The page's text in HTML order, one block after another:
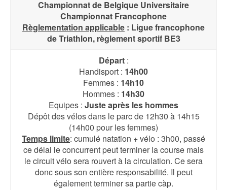
Championnat de Belgique Universitaire
Championnat Francophone
Règlementation applicable : Ligue francophone
de Triathlon, règlement sportif BE3
Départ:
Handisport : 14h00
Femmes : 14h10
Hommes : 14h30
Equipes : Juste après les hommes
Dépôt des vélos dans le parc de 12h30 à 14h15
(14h00 pour les femmes)
Temps limite: cumulé natation + vélo : 3h00, passé
ce délai le concurrent peut terminer la course mais
le circuit vélo sera rouvert à la circulation. Ce sera
donc sous son entière responsabilité. Il peut
également terminer sa partie càp.